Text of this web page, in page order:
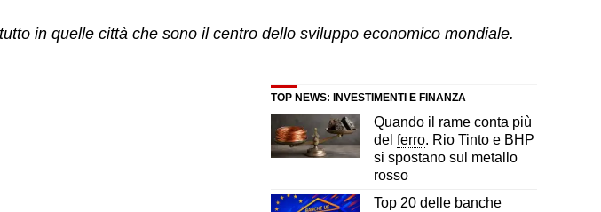
in quelle città che sono il centro dello sviluppo economico mondiale.
TOP NEWS: INVESTIMENTI E FINANZA
Quando il rame conta più
del ferro. Rio Tinto e BHP
si spostano sul metallo
rosso
Top 20 delle banche